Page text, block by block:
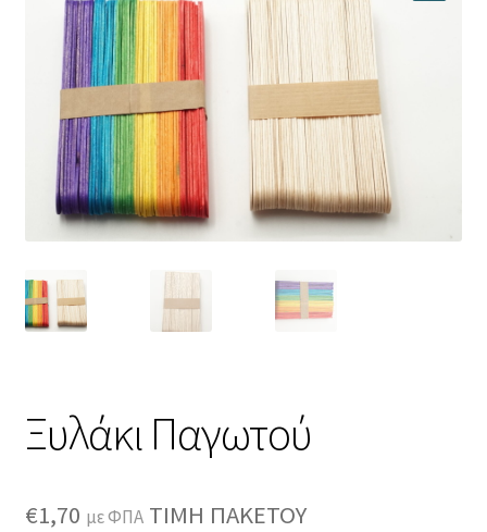
Ξυλάκι Παγωτού
€1,70 με ΦΠΑ ΤΙΜΗ ΠΑΚΕΤΟΥ